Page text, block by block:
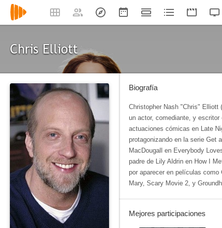
Chris Elliott
Biografía
Christopher Nash "Chris" Elliott
un actor, comediante, y
actuaciones cómicas en Late
protagonizando en la serie Get
MacDougall en Everybody
padre de Lily Aldrin en How I
por aparecer en películas como
Mary, Scary Movie 2, y
Mejores participaciones